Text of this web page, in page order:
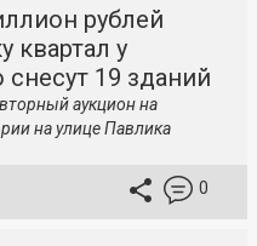
рублей
квартал у
снесут 19 зданий
аукцион на
на улице Павлика
0